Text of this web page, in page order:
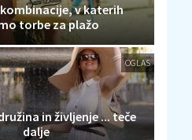
v katerih
torbe za plažo
OGLAS
in življenje ... teče
dalje